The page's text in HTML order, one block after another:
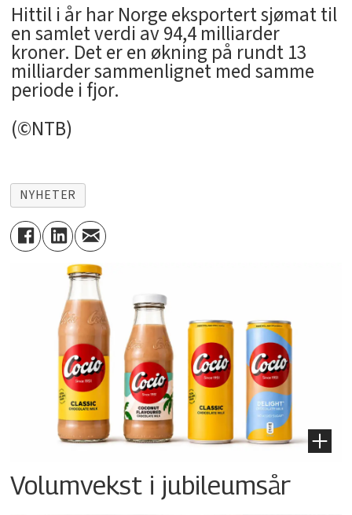
Hittil i år har Norge eksportert sjømat til
en samlet verdi av 94,4 milliarder
kroner. Det er en økning på rundt 13
milliarder sammenlignet med samme
periode i fjor.
(©NTB)
NYHETER
Volumvekst i jubileumsår